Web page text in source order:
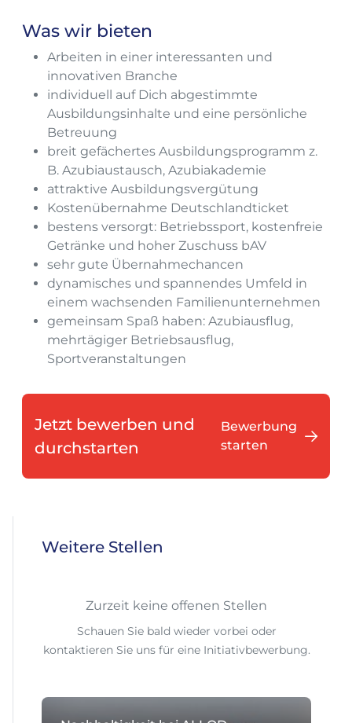
Was wir bieten
Arbeiten in einer interessanten und
innovativen Branche
individuell auf Dich abgestimmte
Ausbildungsinhalte und eine persönliche
Betreuung
breit gefächertes Ausbildungsprogramm z.
B. Azubiaustausch, Azubiakademie
attraktive Ausbildungsvergütung
Kostenübernahme Deutschlandticket
bestens versorgt: Betriebssport, kostenfreie
Getränke und hoher Zuschuss bAV
sehr gute Übernahmechancen
dynamisches und spannendes Umfeld in
einem wachsenden Familienunternehmen
gemeinsam Spaß haben: Azubiausflug,
mehrtägiger Betriebsausflug,
Sportveranstaltungen
Jetzt bewerben und
durchstarten
Bewerbung
starten
Weitere Stellen
Zurzeit keine offenen Stellen
Schauen Sie bald wieder vorbei oder
kontaktieren Sie uns für eine Initiativbewerbung.